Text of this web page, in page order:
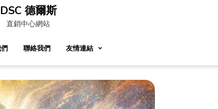
DSC 德爾斯
直銷中心網站
聯絡我們 友情連結